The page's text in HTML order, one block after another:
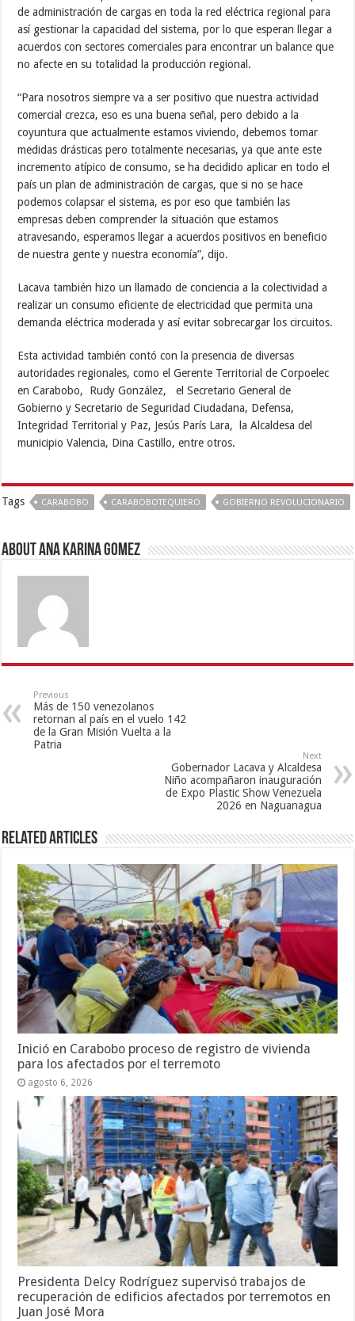
de administración de cargas en toda la red eléctrica regional para
así gestionar la capacidad del sistema, por lo que esperan llegar a
acuerdos con sectores comerciales para encontrar un balance que
no afecte en su totalidad la producción regional.
“Para nosotros siempre va a ser positivo que nuestra actividad
comercial crezca, eso es una buena señal, pero debido a la
coyuntura que actualmente estamos viviendo, debemos tomar
medidas drásticas pero totalmente necesarias, ya que ante este
incremento atípico de consumo, se ha decidido aplicar en todo el
país un plan de administración de cargas, que si no se hace
podemos colapsar el sistema, es por eso que también las
empresas deben comprender la situación que estamos
atravesando, esperamos llegar a acuerdos positivos en beneficio
de nuestra gente y nuestra economía”, dijo.
Lacava también hizo un llamado de conciencia a la colectividad a
realizar un consumo eficiente de electricidad que permita una
demanda eléctrica moderada y así evitar sobrecargar los circuitos.
Esta actividad también contó con la presencia de diversas
autoridades regionales, como el Gerente Territorial de Corpoelec
en Carabobo, Rudy González, el Secretario General de
Gobierno y Secretario de Seguridad Ciudadana, Defensa,
Integridad Territorial y Paz, Jesús París Lara, la Alcaldesa del
municipio Valencia, Dina Castillo, entre otros.
Tags CARABOBO CARABOBOTEQUIERO GOBIERNO REVOLUCIONARIO
About Ana Karina Gomez
Previous
Más de 150 venezolanos
retornan al país en el vuelo 142
de la Gran Misión Vuelta a la
Patria
Next
Gobernador Lacava y Alcaldesa
Niño acompañaron inauguración
de Expo Plastic Show Venezuela
2026 en Naguanagua
Related Articles
Inició en Carabobo proceso de registro de vivienda
para los afectados por el terremoto
agosto 6, 2026
Presidenta Delcy Rodríguez supervisó trabajos de
recuperación de edificios afectados por terremotos en
Juan José Mora